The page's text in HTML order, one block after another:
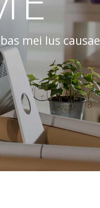
mei Ius causae